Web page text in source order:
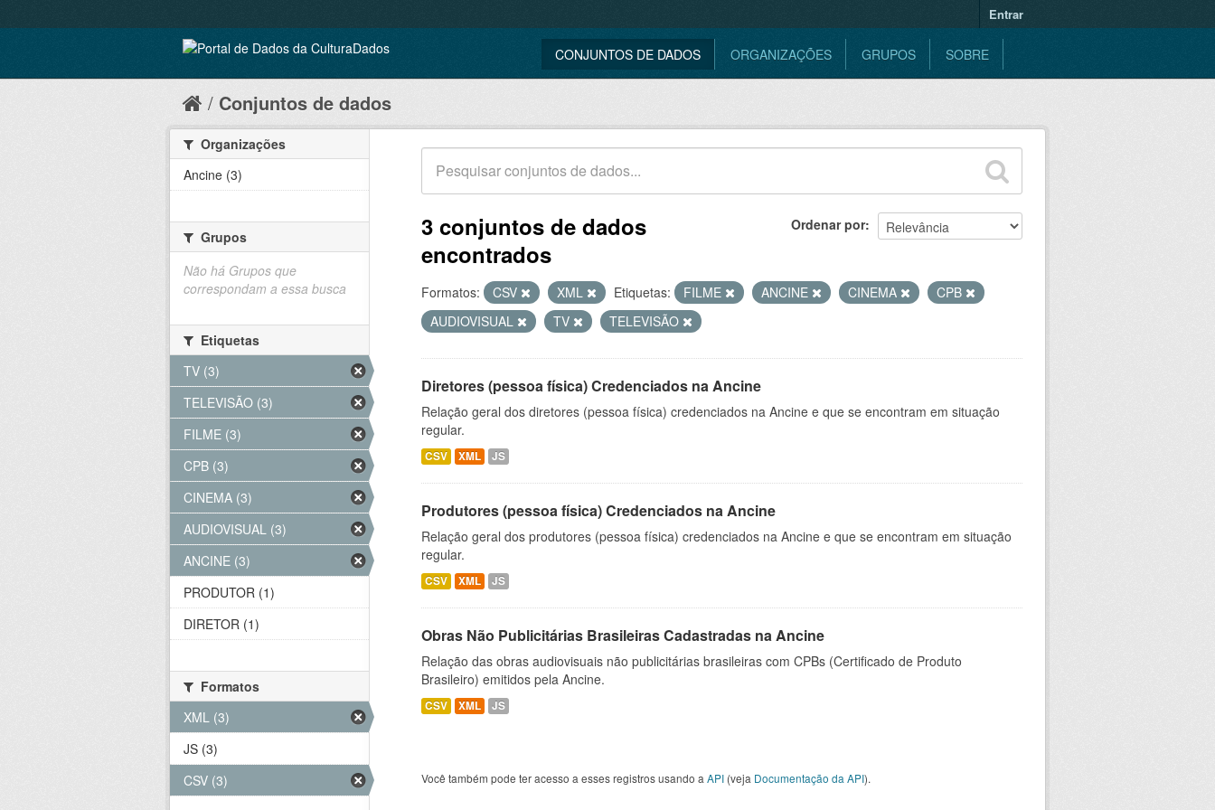
Entrar
CONJUNTOS DE DADOS ORGANIZAÇÕES GRUPOS SOBRE
Conjuntos de dados
Ordenar por
3 conjuntos de dados
encontrados
Formatos: CSV XML Etiquetas: FILME ANCINE CINEMA
CPB
AUDIOVISUAL
TV TELEVISÃO
Diretores (pessoa física) Credenciados na Ancine
Relação geral dos diretores (pessoa física) credenciados na Ancine e que se encontram em situação
regular.
CSV XML JS
Produtores (pessoa física) Credenciados na Ancine
Relação geral dos produtores (pessoa física) credenciados na Ancine e que se encontram em situação
regular.
CSV XML JS
Obras Não Publicitárias Brasileiras Cadastradas na Ancine
Relação das obras audiovisuais não publicitárias brasileiras com CPBs (Certificado de Produto
Brasileiro) emitidos pela Ancine.
CSV XML JS
Você também pode ter acesso a esses registros usando a API (veja Documentação da API).
Organizações
Ancine (3)
Grupos
Não há Grupos que
correspondam a essa busca
Etiquetas
TV (3)
TELEVISÃO (3)
FILME (3)
CPB (3)
CINEMA (3)
AUDIOVISUAL (3)
ANCINE (3)
PRODUTOR (1)
DIRETOR (1)
Formatos
XML (3)
JS (3)
CSV (3)